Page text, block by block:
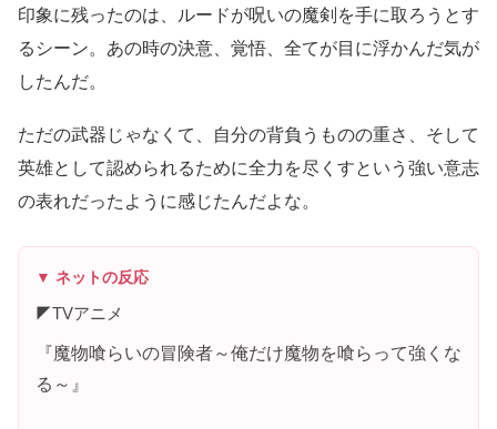
印象に残ったのは、ルードが呪いの魔剣を手に取ろうとす
るシーン。あの時の決意、覚悟、全てが目に浮かんだ気が
したんだ。
ただの武器じゃなくて、自分の背負うものの重さ、そして
英雄として認められるために全力を尽くすという強い意志
の表れだったように感じたんだよな。
▼ ネットの反応
◤TVアニメ
『魔物喰らいの冒険者～俺だけ魔物を喰らって強くな
る～』